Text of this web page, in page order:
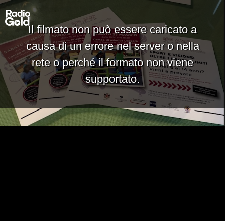
Il filmato non può essere caricato a
causa di un errore nel server o nella
rete o perché il formato non viene
supportato.